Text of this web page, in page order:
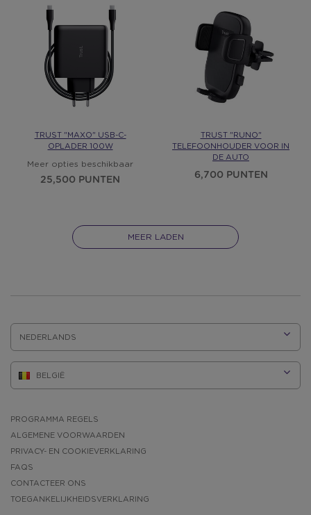
TRUST "MAXO" USB-C-
OPLADER 100W
Meer opties beschikbaar
25,500 PUNTEN
TRUST "RUNO"
TELEFOONHOUDER VOOR IN
DE AUTO
6,700 PUNTEN
MEER LADEN
TAAL:
PROGRAMMA REGELS
ALGEMENE VOORWAARDEN
PRIVACY- EN COOKIEVERKLARING
FAQS
CONTACTEER ONS
TOEGANKELIJKHEIDSVERKLARING